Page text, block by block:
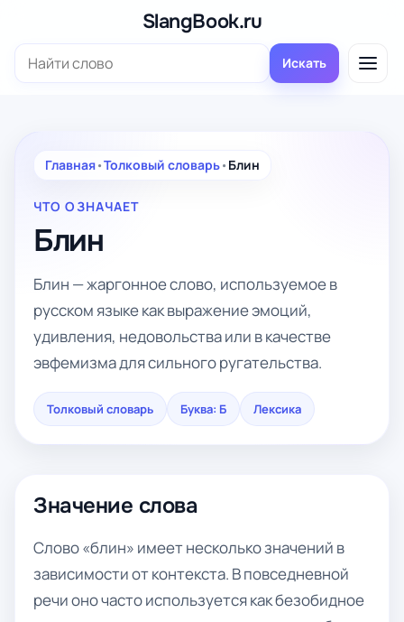
содержимому
SlangBook.ru
Поиск: Искать
Главная•Толковый словарь• Блин
ЧТО ОЗНАЧАЕТ
Блин
Блин — жаргонное слово, используемое в
русском языке как выражение эмоций,
удивления, недовольства или в качестве
эвфемизма для сильного ругательства.
Толковый словарь Буква: Б Лексика
Значение слова
Слово «блин» имеет несколько значений в
зависимости от контекста. В повседневной
речи оно часто используется как безобидное